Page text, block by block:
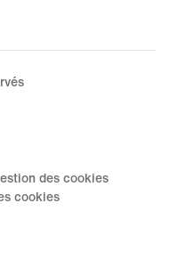
des cookies
cookies